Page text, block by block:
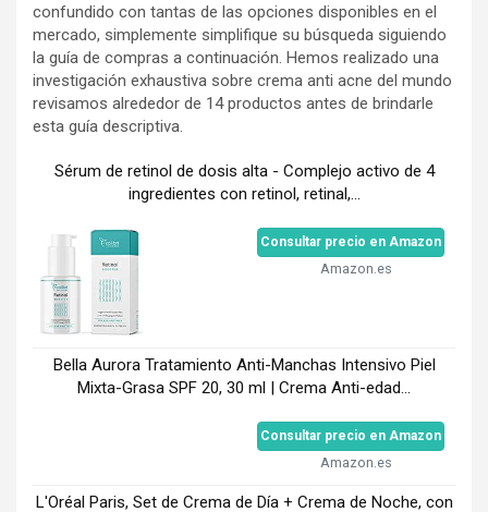
confundido con tantas de las opciones disponibles en el
mercado, simplemente simplifique su búsqueda siguiendo
la guía de compras a continuación. Hemos realizado una
investigación exhaustiva sobre crema anti acne del mundo
revisamos alrededor de 14 productos antes de brindarle
esta guía descriptiva.
Sérum de retinol de dosis alta - Complejo activo de 4
ingredientes con retinol, retinal,...
Consultar precio en Amazon
Amazon.es
Bella Aurora Tratamiento Anti-Manchas Intensivo Piel
Mixta-Grasa SPF 20, 30 ml | Crema Anti-edad...
Consultar precio en Amazon
Amazon.es
L'Oréal Paris, Set de Crema de Día + Crema de Noche, con